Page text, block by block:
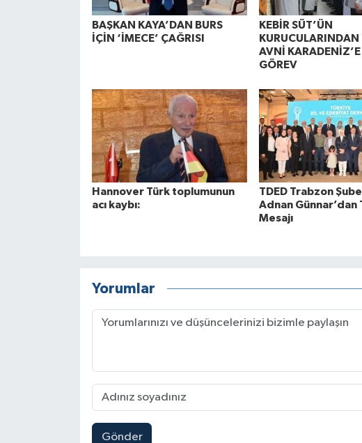
BAŞKAN KAYA’DAN BURS
İÇİN ‘İMECE’ ÇAĞRISI
KEBİR SÜT’ÜN
KURUCULARINDAN
AVNİ KARADENİZ’E
GÖREV
Hannover Türk toplumunun
acı kaybı:
TDED Trabzon
Adnan Günnar’dan
Mesajı
Yorumlar
Gönder